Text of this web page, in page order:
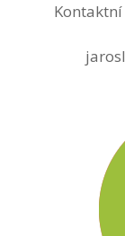
Kontaktní